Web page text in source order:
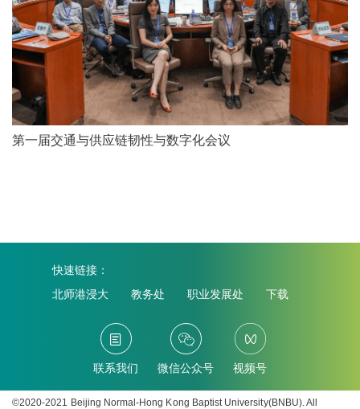
第一届交通与供应链韧性与数字化会议
快速链接：
北师港浸大
教务处 职业发展处 下载
联系我们 微信公众号 视频号
©2020-2021 Beijing Normal-Hong Kong Baptist University(BNBU). All